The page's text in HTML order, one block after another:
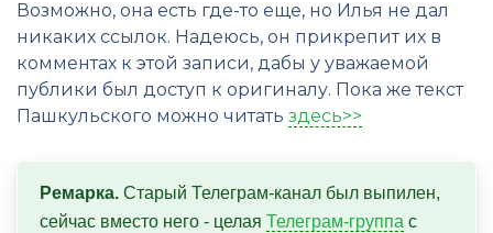
Возможно, она есть где-то еще, но Илья не дал
никаких ссылок. Надеюсь, он прикрепит их в
комментах к этой записи, дабы у уважаемой
публики был доступ к оригиналу. Пока же текст
Пашкульского можно читать здесь>>
Ремарка. Старый Телеграм-канал был выпилен,
сейчас вместо него - целая Телеграм-группа с